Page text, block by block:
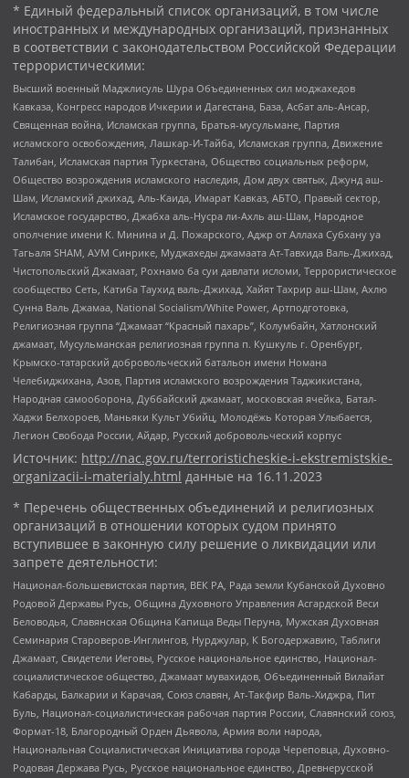
* Единый федеральный список организаций, в том числе
иностранных и международных организаций, признанных
в соответствии с законодательством Российской Федерации
террористическими:
Высший военный Маджлисуль Шура Объединенных сил моджахедов
Кавказа, Конгресс народов Ичкерии и Дагестана, База, Асбат аль-Ансар,
Священная война, Исламская группа, Братья-мусульмане, Партия
исламского освобождения, Лашкар-И-Тайба, Исламская группа, Движение
Талибан, Исламская партия Туркестана, Общество социальных реформ,
Общество возрождения исламского наследия, Дом двух святых, Джунд аш-
Шам, Исламский джихад, Аль-Каида, Имарат Кавказ, АБТО, Правый сектор,
Исламское государство, Джабха аль-Нусра ли-Ахль аш-Шам, Народное
ополчение имени К. Минина и Д. Пожарского, Аджр от Аллаха Субхану уа
Тагьаля SHAM, АУМ Синрике, Муджахеды джамаата Ат-Тавхида Валь-Джихад,
Чистопольский Джамаат, Рохнамо ба суи давлати исломи, Террористическое
сообщество Сеть, Катиба Таухид валь-Джихад, Хайят Тахрир аш-Шам, Ахлю
Сунна Валь Джамаа, National Socialism/White Power, Артподготовка,
Религиозная группа “Джамаат “Красный пахарь”, Колумбайн, Хатлонский
джамаат, Мусульманская религиозная группа п. Кушкуль г. Оренбург,
Крымско-татарский добровольческий батальон имени Номана
Челебиджихана, Азов, Партия исламского возрождения Таджикистана,
Народная самооборона, Дуббайский джамаат, московская ячейка, Батал-
Хаджи Белхороев, Маньяки Культ Убийц, Молодёжь Которая Улыбается,
Легион Свобода России, Айдар, Русский добровольческий корпус
Источник: http://nac.gov.ru/terroristicheskie-i-ekstremistskie-
organizacii-i-materialy.html данные на 16.11.2023
* Перечень общественных объединений и религиозных
организаций в отношении которых судом принято
вступившее в законную силу решение о ликвидации или
запрете деятельности:
Национал-большевистская партия, ВЕК РА, Рада земли Кубанской Духовно
Родовой Державы Русь, Община Духовного Управления Асгардской Веси
Беловодья, Славянская Община Капища Веды Перуна, Мужская Духовная
Семинария Староверов-Инглингов, Нурджулар, К Богодержавию, Таблиги
Джамаат, Свидетели Иеговы, Русское национальное единство, Национал-
социалистическое общество, Джамаат мувахидов, Объединенный Вилайат
Кабарды, Балкарии и Карачая, Союз славян, Ат-Такфир Валь-Хиджра, Пит
Буль, Национал-социалистическая рабочая партия России, Славянский союз,
Формат-18, Благородный Орден Дьявола, Армия воли народа,
Национальная Социалистическая Инициатива города Череповца, Духовно-
Родовая Держава Русь, Русское национальное единство, Древнерусской